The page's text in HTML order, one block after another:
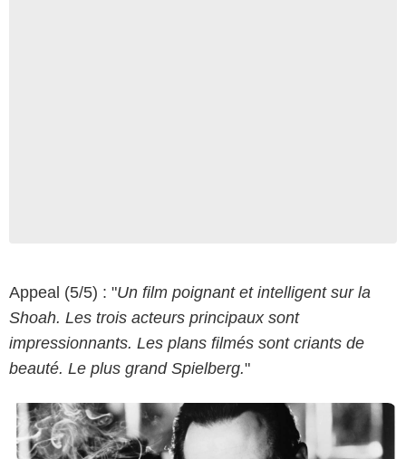
Appeal (5/5) : "Un film poignant et intelligent sur la
Shoah. Les trois acteurs principaux sont
impressionnants. Les plans filmés sont criants de
beauté. Le plus grand Spielberg."